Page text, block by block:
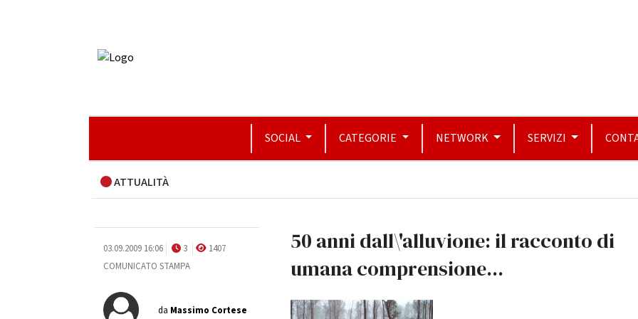
SOCIAL CATEGORIE NETWORK SERVIZI
ATTUALITÀ
03.09.2009 16:06 3
1407
COMUNICATO STAMPA
da Massimo Cortese
50 anni dall\'alluvione: il racconto di
umana comprensione...